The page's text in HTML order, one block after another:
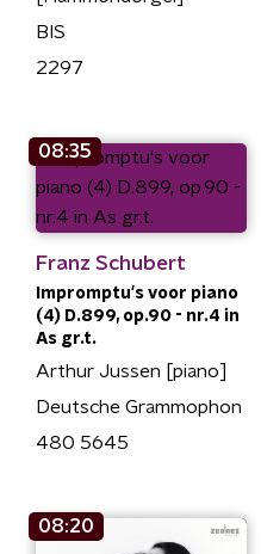
BIS
2297
08:35
Franz Schubert
Impromptu's voor piano
(4) D.899, op.90 - nr.4 in
As gr.t.
Arthur Jussen [piano]
Deutsche Grammophon
480 5645
08:20